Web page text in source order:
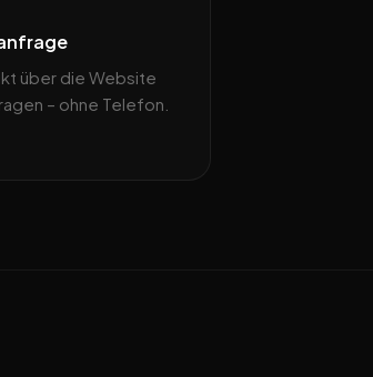
über die Website
– ohne Telefon.